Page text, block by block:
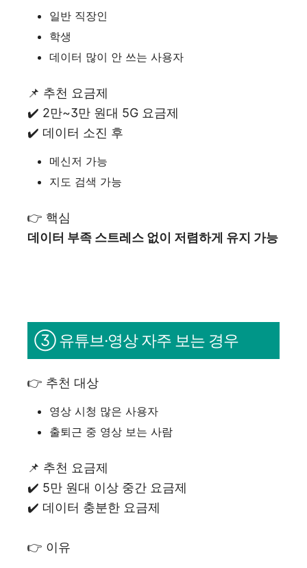
일반 직장인
학생
데이터 많이 안 쓰는 사용자
📌 추천 요금제
✔️ 2만~3만 원대 5G 요금제
✔️ 데이터 소진 후
메신저 가능
지도 검색 가능
👉 핵심
데이터 부족 스트레스 없이 저렴하게 유지 가능
③ 유튜브·영상 자주 보는 경우
👉 추천 대상
영상 시청 많은 사용자
출퇴근 중 영상 보는 사람
📌 추천 요금제
✔️ 5만 원대 이상 중간 요금제
✔️ 데이터 충분한 요금제
👉 이유